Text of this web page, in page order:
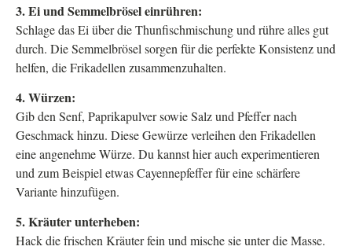
3. Ei und Semmelbrösel einrühren:
Schlage das Ei über die Thunfischmischung und rühre alles gut
durch. Die Semmelbrösel sorgen für die perfekte Konsistenz und
helfen, die Frikadellen zusammenzuhalten.
4. Würzen:
Gib den Senf, Paprikapulver sowie Salz und Pfeffer nach
Geschmack hinzu. Diese Gewürze verleihen den Frikadellen
eine angenehme Würze. Du kannst hier auch experimentieren
und zum Beispiel etwas Cayennepfeffer für eine schärfere
Variante hinzufügen.
5. Kräuter unterheben:
Hack die frischen Kräuter fein und mische sie unter die Masse.